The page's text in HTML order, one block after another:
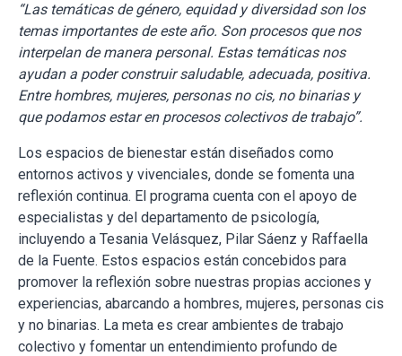
“Las temáticas de género, equidad y diversidad son los
temas importantes de este año. Son procesos que nos
interpelan de manera personal. Estas temáticas nos
ayudan a poder construir saludable, adecuada, positiva.
Entre hombres, mujeres, personas no cis, no binarias y
que podamos estar en procesos colectivos de trabajo”.
Los espacios de bienestar están diseñados como
entornos activos y vivenciales, donde se fomenta una
reflexión continua. El programa cuenta con el apoyo de
especialistas y del departamento de psicología,
incluyendo a Tesania Velásquez, Pilar Sáenz y Raffaella
de la Fuente. Estos espacios están concebidos para
promover la reflexión sobre nuestras propias acciones y
experiencias, abarcando a hombres, mujeres, personas cis
y no binarias. La meta es crear ambientes de trabajo
colectivo y fomentar un entendimiento profundo de